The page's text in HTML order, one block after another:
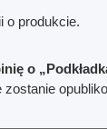
o produkcie.
o
zostanie